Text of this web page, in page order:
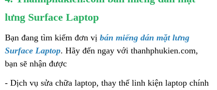
lưng Surface Laptop
Bạn đang tìm kiếm đơn vị bán miếng dán mặt lưng
Surface Laptop. Hãy đến ngay với thanhphukien.com,
bạn sẽ nhận được
- Dịch vụ sửa chữa laptop, thay thế linh kiện laptop chính